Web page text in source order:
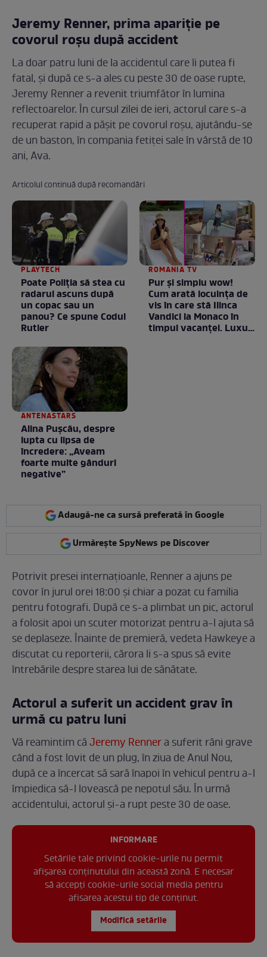
Jeremy Renner, prima apariție pe
covorul roșu după accident
La doar patru luni de la accidentul care îi putea fi
fatal, și după ce s-a ales cu peste 30 de oase rupte,
Jeremy Renner a revenit triumfător în lumina
reflectoarelor. În cursul zilei de ieri, actorul care s-a
recuperat rapid a pășit pe covorul roșu, ajutându-se
de un baston, în compania fetiței sale în vârstă de 10
ani, Ava.
Articolul continuă după recomandări
PLAYTECH
Poate Poliția să stea cu
radarul ascuns după
un copac sau un
panou? Ce spune Codul
Rutier
ROMANIA TV
Pur și simplu wow!
Cum arată locuința de
vis în care stă Ilinca
Vandici la Monaco în
timpul vacanței. Luxul
ANTENASTARS
Alina Pușcău, despre
lupta cu lipsa de
încredere: „Aveam
foarte multe gânduri
negative”
Adaugă-ne ca sursă preferată în Google
Urmărește SpyNews pe Discover
Potrivit presei internațioanle, Renner a ajuns pe
covor în jurul orei 18:00 și chiar a pozat cu familia
pentru fotografi. După ce s-a plimbat un pic, actorul
a folosit apoi un scuter motorizat pentru a-l ajuta să
se deplaseze. Înainte de premieră, vedeta Hawkeye a
discutat cu reporterii, cărora li s-a spus să evite
întrebările despre starea lui de sănătate.
Actorul a suferit un accident grav în
urmă cu patru luni
Vă reamintim căJeremy Rennera suferit răni grave
când a fost lovit de un plug, în ziua de Anul Nou,
după ce a încercat să sară înapoi în vehicul pentru a-l
împiedica să-l lovească pe nepotul său. În urmă
accidentului, actorul și-a rupt peste 30 de oase.
INFORMARE
Setările tale privind cookie-urile nu permit
afișarea conținutului din această zonă. E necesar
să accepți cookie-urile social media pentru
afisarea acestui tip de conținut.
Modifică setările